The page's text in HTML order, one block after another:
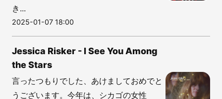
き...
2025-01-07 18:00
Jessica Risker - I See You Among
the Stars
言ったつもりでした、あけましておめでと
うございます。今年は、シカゴの女性